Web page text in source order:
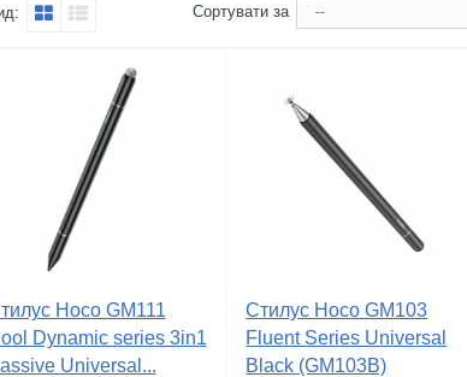
Сортувати за --
Hoco GM111
Dynamic series 3in1
Universal...
Стилус Hoco GM103
Fluent Series Universal
Black (GM103B)